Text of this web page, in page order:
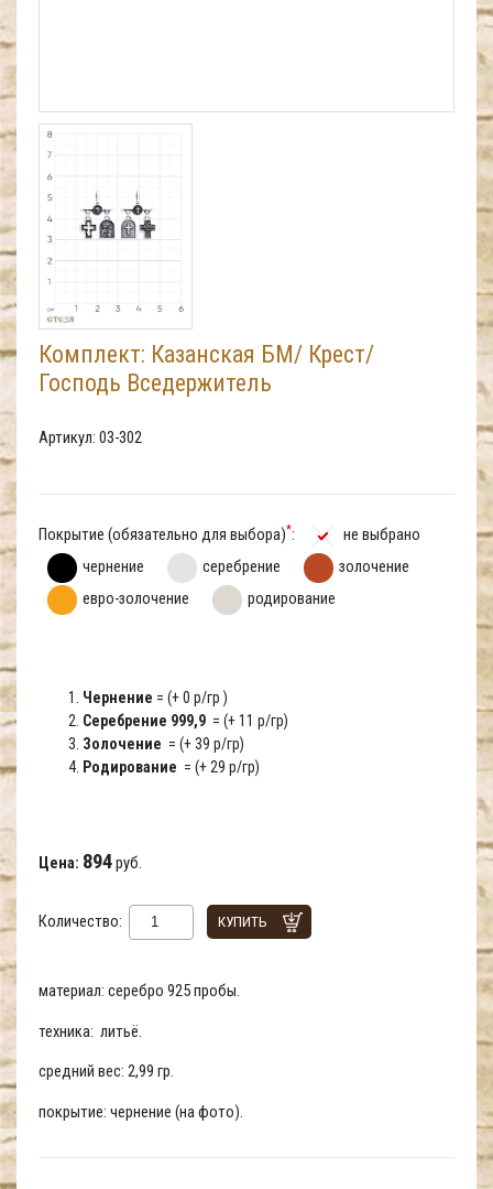
Комплект: Казанская БМ/ Крест/
Господь Вседержитель
Артикул: 03-302
Покрытие (обязательно для выбора)*:
не выбрано
чернение
серебрение
золочение
евро-золочение
родирование
Чернение = (+ 0 р/гр )
Серебрение 999,9 = (+ 11 р/гр)
Золочение = (+ 39 р/гр)
Родирование = (+ 29 р/гр)
Цена: 894руб.
Количество: КУПИТЬ
материал: серебро 925 пробы.
техника: литьё.
средний вес: 2,99 гр.
покрытие: чернение (на фото).